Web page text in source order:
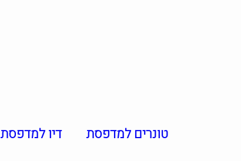
טונרים למדפסת דיו למדפסת